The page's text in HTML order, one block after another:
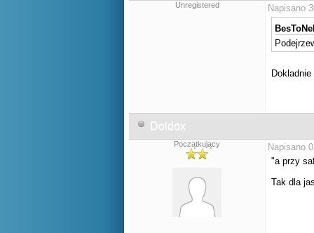
Unregistered
Napisano
Dokladnie
Doldox
Początkujący
Napisano
"a przy
Tak dla